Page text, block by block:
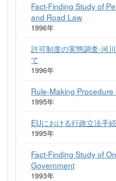
Fact-Finding Study of
and Road Law
1996年
許可制度の実態調査-河
て
1996年
Rule-Making Procedure
1995年
EUにおける行政立法手続
1995年
Fact-Finding Study of
Government
1993年